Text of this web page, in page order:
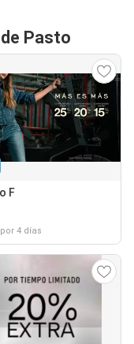
Pasto
F
4 días